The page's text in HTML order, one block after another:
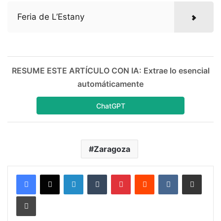
Feria de L’Estany
RESUME ESTE ARTÍCULO CON IA: Extrae lo esencial
automáticamente
ChatGPT
Zaragoza